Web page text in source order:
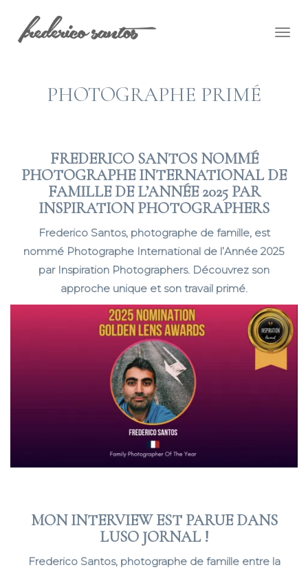
PHOTOGRAPHE PRIMÉ
FREDERICO SANTOS NOMMÉ
PHOTOGRAPHE INTERNATIONAL DE
FAMILLE DE L’ANNÉE 2025 PAR
INSPIRATION PHOTOGRAPHERS
Frederico Santos, photographe de famille, est
nommé Photographe International de l’Année 2025
par Inspiration Photographers. Découvrez son
approche unique et son travail primé.
MON INTERVIEW EST PARUE DANS
LUSO JORNAL !
Frederico Santos, photographe de famille entre la